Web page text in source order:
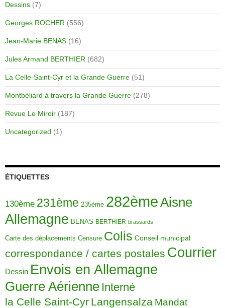
Dessins (7)
Georges ROCHER (556)
Jean-Marie BENAS (16)
Jules Armand BERTHIER (682)
La Celle-Saint-Cyr et la Grande Guerre (51)
Montbéliard à travers la Grande Guerre (278)
Revue Le Miroir (187)
Uncategorized (1)
ÉTIQUETTES
130ème 231ème 235ème 282èmeAisne
Allemagne BENAS BERTHIER brassards
Carte des déplacements Censure Colis Conseil municipal
correspondance / cartes postales Courrier
Dessin Envois en Allemagne
Guerre Aérienne Interné
la Celle Saint-Cyr Langensalza Mandat